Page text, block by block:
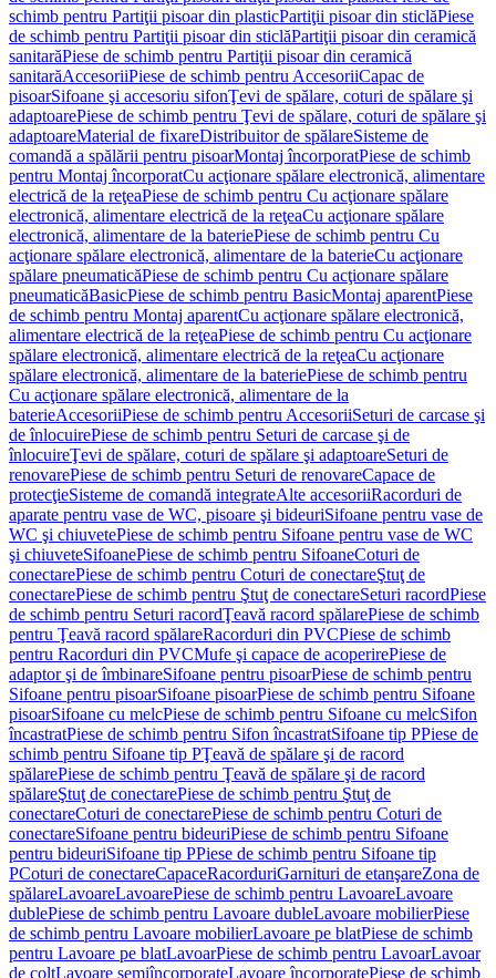
schimb pentru Partiţii pisoar din plasticPartiţii pisoar din sticlăPiese
de schimb pentru Partiţii pisoar din sticlăPartiţii pisoar din ceramică
sanitarăPiese de schimb pentru Partiţii pisoar din ceramică
sanitarăAccesoriiPiese de schimb pentru AccesoriiCapac de
pisoarSifoane şi accesoriu sifonŢevi de spălare, coturi de spălare şi
adaptoarePiese de schimb pentru Ţevi de spălare, coturi de spălare şi
adaptoareMaterial de fixareDistribuitor de spălareSisteme de
comandă a spălării pentru pisoarMontaj încorporatPiese de schimb
pentru Montaj încorporatCu acţionare spălare electronică, alimentare
electrică de la reţeaPiese de schimb pentru Cu acţionare spălare
electronică, alimentare electrică de la reţeaCu acţionare spălare
electronică, alimentare de la bateriePiese de schimb pentru Cu
acţionare spălare electronică, alimentare de la baterieCu acţionare
spălare pneumaticăPiese de schimb pentru Cu acţionare spălare
pneumaticăBasicPiese de schimb pentru BasicMontaj aparentPiese
de schimb pentru Montaj aparentCu acţionare spălare electronică,
alimentare electrică de la reţeaPiese de schimb pentru Cu acţionare
spălare electronică, alimentare electrică de la reţeaCu acţionare
spălare electronică, alimentare de la bateriePiese de schimb pentru
Cu acţionare spălare electronică, alimentare de la
baterieAccesoriiPiese de schimb pentru AccesoriiSeturi de carcase şi
de înlocuirePiese de schimb pentru Seturi de carcase şi de
înlocuireŢevi de spălare, coturi de spălare şi adaptoareSeturi de
renovarePiese de schimb pentru Seturi de renovareCapace de
protecţieSisteme de comandă integrateAlte accesoriiRacorduri de
aparate pentru vase de WC, pisoare şi bideuriSifoane pentru vase de
WC şi chiuvetePiese de schimb pentru Sifoane pentru vase de WC
şi chiuveteSifoanePiese de schimb pentru SifoaneCoturi de
conectarePiese de schimb pentru Coturi de conectareŞtuţ de
conectarePiese de schimb pentru Ştuţ de conectareSeturi racordPiese
de schimb pentru Seturi racordŢeavă racord spălarePiese de schimb
pentru Ţeavă racord spălareRacorduri din PVCPiese de schimb
pentru Racorduri din PVCMufe şi capace de acoperirePiese de
adaptor şi de îmbinareSifoane pentru pisoarPiese de schimb pentru
Sifoane pentru pisoarSifoane pisoarPiese de schimb pentru Sifoane
pisoarSifoane cu melcPiese de schimb pentru Sifoane cu melcSifon
încastratPiese de schimb pentru Sifon încastratSifoane tip PPiese de
schimb pentru Sifoane tip PŢeavă de spălare şi de racord
spălarePiese de schimb pentru Ţeavă de spălare şi de racord
spălareŞtuţ de conectarePiese de schimb pentru Ştuţ de
conectareCoturi de conectarePiese de schimb pentru Coturi de
conectareSifoane pentru bideuriPiese de schimb pentru Sifoane
pentru bideuriSifoane tip PPiese de schimb pentru Sifoane tip
PCoturi de conectareCapaceRacorduriGarnituri de etanşareZona de
spălareLavoareLavoarePiese de schimb pentru LavoareLavoare
dublePiese de schimb pentru Lavoare dubleLavoare mobilierPiese
de schimb pentru Lavoare mobilierLavoare pe blatPiese de schimb
pentru Lavoare pe blatLavoarPiese de schimb pentru LavoarLavoar
de colţLavoare semiîncorporateLavoare încorporatePiese de schimb